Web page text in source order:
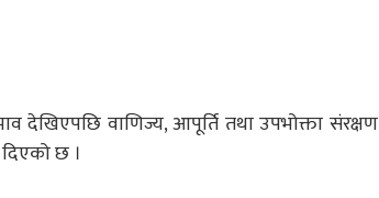
देखिएपछि वाणिज्य, आपूर्ति तथा उपभोक्ता संरक्षण
छ ।